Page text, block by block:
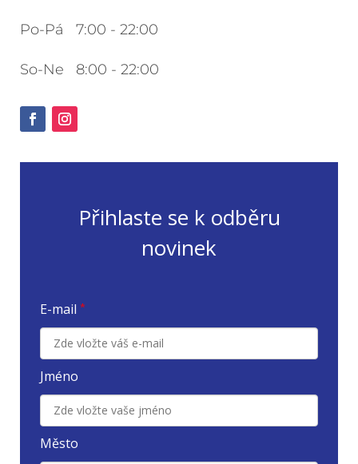
Po-Pá 7:00 - 22:00
So-Ne 8:00 - 22:00
Přihlaste se k odběru
novinek
E-mail *
Jméno
Město